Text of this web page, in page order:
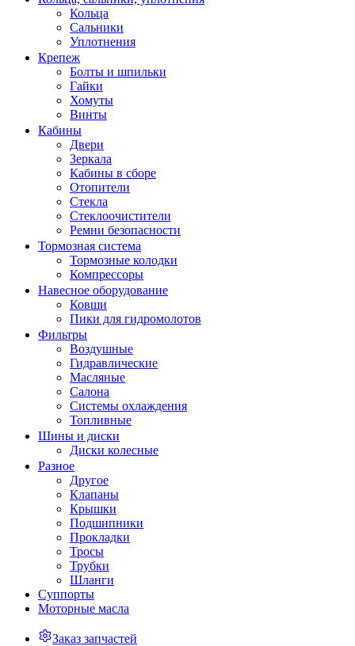
Кольца
Сальники
Уплотнения
Крепеж
Болты и шпильки
Гайки
Хомуты
Винты
Кабины
Двери
Зеркала
Кабины в сборе
Отопители
Стекла
Стеклоочистители
Ремни безопасности
Тормозная система
Тормозные колодки
Компрессоры
Навесное оборудование
Ковши
Пики для гидромолотов
Фильтры
Воздушные
Гидравлические
Масляные
Салона
Системы охлаждения
Топливные
Шины и диски
Диски колесные
Разное
Другое
Клапаны
Крышки
Подшипники
Прокладки
Тросы
Трубки
Шланги
Суппорты
Моторные масла
Заказ запчастей